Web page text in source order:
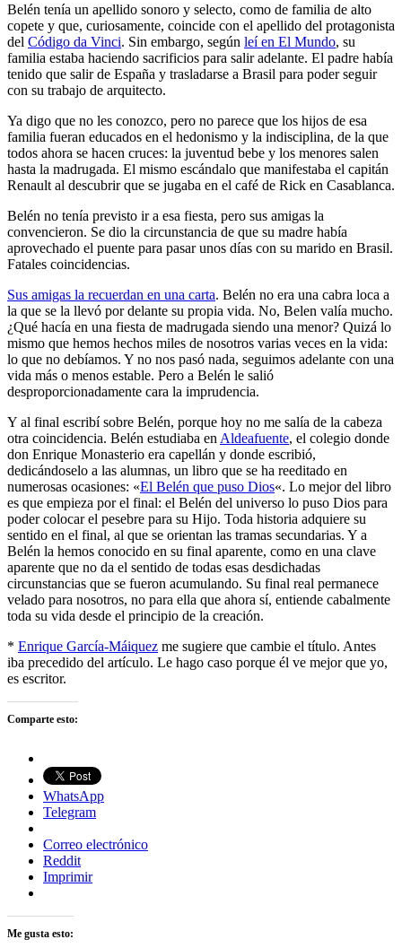
Belén tenía un apellido sonoro y selecto, como de familia de alto
copete y que, curiosamente, coincide con el apellido del protagonista
del Código da Vinci. Sin embargo, según leí en El Mundo, su
familia estaba haciendo sacrificios para salir adelante. El padre había
tenido que salir de España y trasladarse a Brasil para poder seguir
con su trabajo de arquitecto.
Ya digo que no les conozco, pero no parece que los hijos de esa
familia fueran educados en el hedonismo y la indisciplina, de la que
todos ahora se hacen cruces: la juventud bebe y los menores salen
hasta la madrugada. El mismo escándalo que manifestaba el capitán
Renault al descubrir que se jugaba en el café de Rick en Casablanca.
Belén no tenía previsto ir a esa fiesta, pero sus amigas la
convencieron. Se dio la circunstancia de que su madre había
aprovechado el puente para pasar unos días con su marido en Brasil.
Fatales coincidencias.
Sus amigas la recuerdan en una carta. Belén no era una cabra loca a
la que se la llevó por delante su propia vida. No, Belen valía mucho.
¿Qué hacía en una fiesta de madrugada siendo una menor? Quizá lo
mismo que hemos hechos miles de nosotros varias veces en la vida:
lo que no debíamos. Y no nos pasó nada, seguimos adelante con una
vida más o menos estable. Pero a Belén le salió
desproporcionadamente cara la imprudencia.
Y al final escribí sobre Belén, porque hoy no me salía de la cabeza
otra coincidencia. Belén estudiaba en Aldeafuente, el colegio donde
don Enrique Monasterio era capellán y donde escribió,
dedicándoselo a las alumnas, un libro que se ha reeditado en
numerosas ocasiones: «El Belén que puso Dios«. Lo mejor del libro
es que empieza por el final: el Belén del universo lo puso Dios para
poder colocar el pesebre para su Hijo. Toda historia adquiere su
sentido en el final, al que se orientan las tramas secundarias. Y a
Belén la hemos conocido en su final aparente, como en una clave
aparente que no da el sentido de todas esas desdichadas
circunstancias que se fueron acumulando. Su final real permanece
velado para nosotros, no para ella que ahora sí, entiende cabalmente
toda su vida desde el principio de la creación.
* Enrique García-Máiquez me sugiere que cambie el título. Antes
iba precedido del artículo. Le hago caso porque él ve mejor que yo,
es escritor.
Comparte esto:
WhatsApp
Telegram
Correo electrónico
Reddit
Imprimir
Me gusta esto: